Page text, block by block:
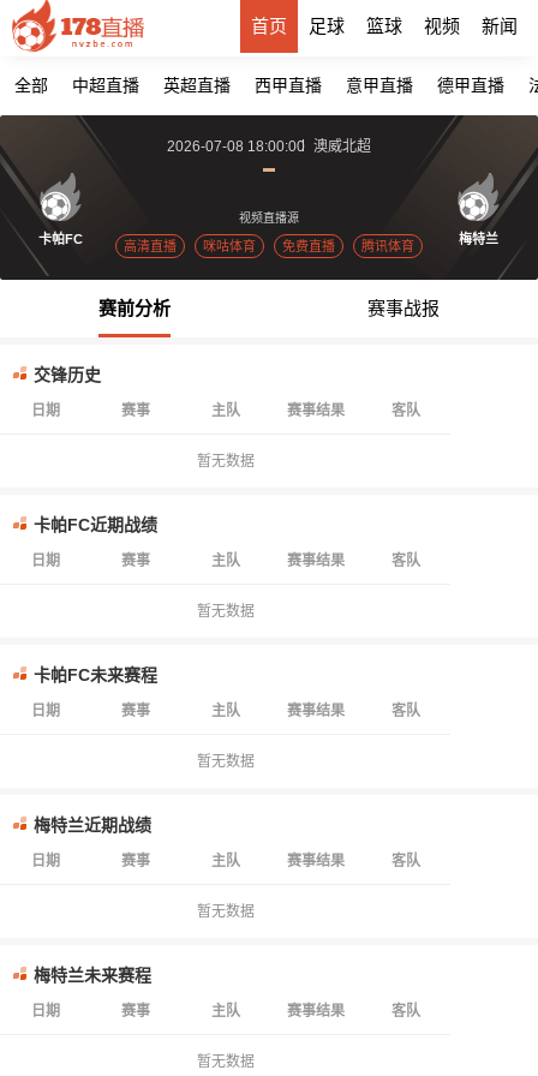
首页 足球 篮球 视频 新闻
全部 中超直播 英超直播 西甲直播 意甲直播 德甲直播
卡帕FC 梅特兰
2026-07-08 18:00:00 澳威北超
视频直播源
高清直播 咪咕体育 免费直播 腾讯体育
赛前分析 赛事战报
交锋历史
日期 赛事 主队 赛事结果 客队
暂无数据
卡帕FC近期战绩
日期 赛事 主队 赛事结果 客队
暂无数据
卡帕FC未来赛程
日期 赛事 主队 赛事结果 客队
暂无数据
梅特兰近期战绩
日期 赛事 主队 赛事结果 客队
暂无数据
梅特兰未来赛程
日期 赛事 主队 赛事结果 客队
暂无数据